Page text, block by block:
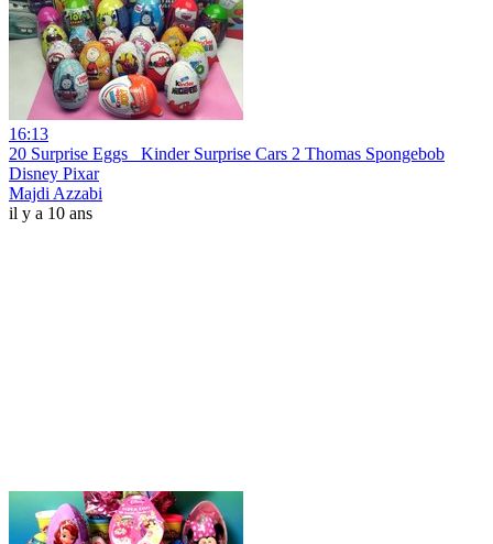
16:13
20 Surprise Eggs_ Kinder Surprise Cars 2 Thomas Spongebob
Disney Pixar
Majdi Azzabi
il y a 10 ans